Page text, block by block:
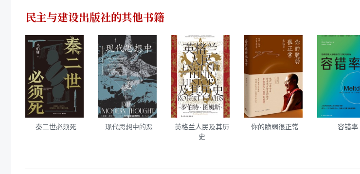
民主与建设出版社的其他书籍
秦二世必须死 现代思想中的恶
英格兰人民及其历
史
你的脆弱很正常 容错率